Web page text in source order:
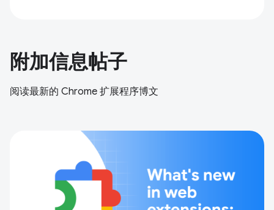
附加信息帖子
阅读最新的 Chrome 扩展程序博文